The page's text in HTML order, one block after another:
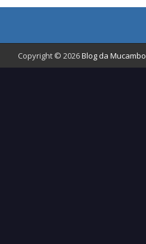
Copyright © 2026Blog da Mucambo